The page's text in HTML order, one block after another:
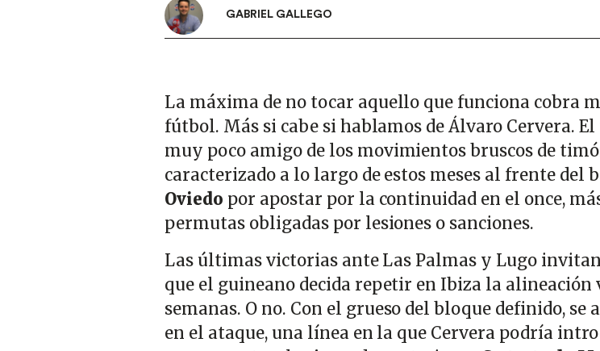
GABRIEL GALLEGO
La máxima de no tocar aquello que funciona cobra
fútbol. Más si cabe si hablamos de Álvaro Cervera.
muy poco amigo de los movimientos bruscos de
caracterizado a lo largo de estos meses al frente del
Oviedo por apostar por la continuidad en el once,
permutas obligadas por lesiones o sanciones.
Las últimas victorias ante Las Palmas y Lugo
que el guineano decida repetir en Ibiza la
semanas. O no. Con el grueso del bloque definido,
en el ataque, una línea en la que Cervera podría